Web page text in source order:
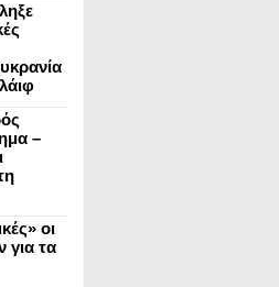
–
οι
για τα